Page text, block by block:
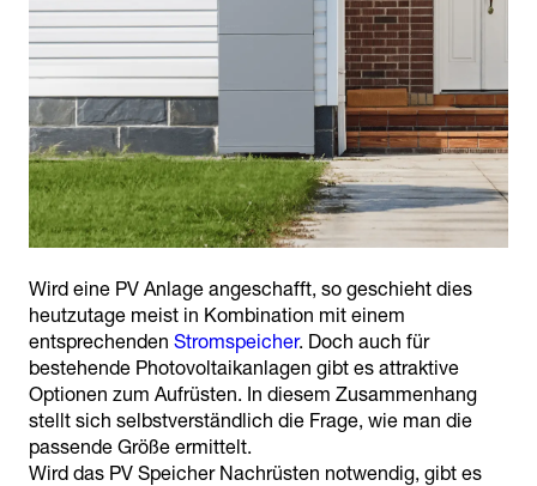
Wird eine PV Anlage angeschafft, so geschieht dies
heutzutage meist in Kombination mit einem
entsprechenden Stromspeicher. Doch auch für
bestehende Photovoltaikanlagen gibt es attraktive
Optionen zum Aufrüsten. In diesem Zusammenhang
stellt sich selbstverständlich die Frage, wie man die
passende Größe ermittelt.
Wird das PV Speicher Nachrüsten notwendig, gibt es